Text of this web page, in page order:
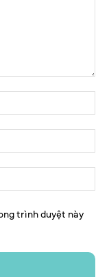
trình duyệt này